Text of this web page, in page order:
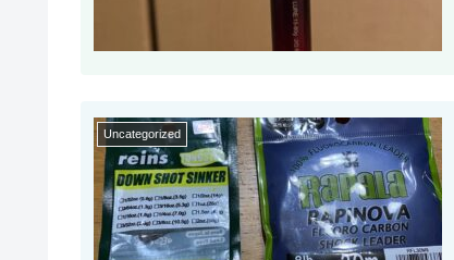
Uncategorized